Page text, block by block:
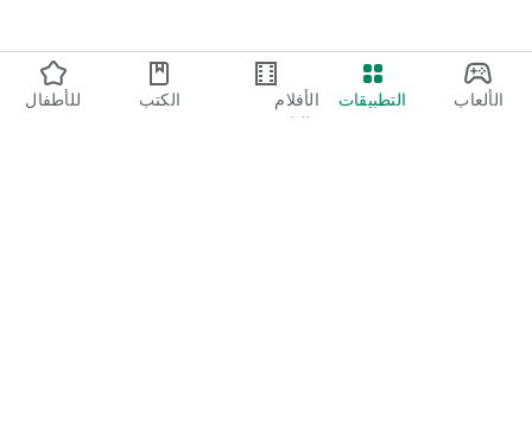
الألعاب التطبيقات
الأفلام
والتلفزيون
الكتب للأطفال